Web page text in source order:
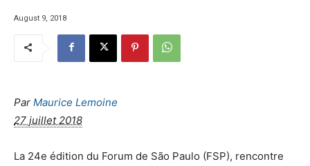
August 9, 2018
Par Maurice Lemoine
27 juillet 2018
La 24e édition du Forum de São Paulo (FSP), rencontre